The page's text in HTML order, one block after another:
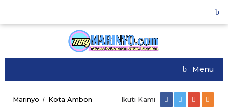
content
Menu
Marinyo / Kota Ambon Ikuti Kami